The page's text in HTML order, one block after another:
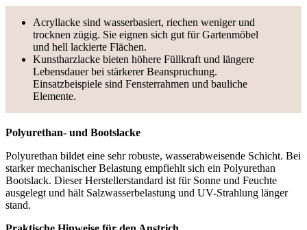
Acryllacke sind wasserbasiert, riechen weniger und
trocknen zügig. Sie eignen sich gut für Gartenmöbel
und hell lackierte Flächen.
Kunstharzlacke bieten höhere Füllkraft und längere
Lebensdauer bei stärkerer Beanspruchung.
Einsatzbeispiele sind Fensterrahmen und bauliche
Elemente.
Polyurethan- und Bootslacke
Polyurethan bildet eine sehr robuste, wasserabweisende Schicht. Bei
starker mechanischer Belastung empfiehlt sich ein Polyurethan
Bootslack. Dieser Herstellerstandard ist für Sonne und Feuchte
ausgelegt und hält Salzwasserbelastung und UV-Strahlung länger
stand.